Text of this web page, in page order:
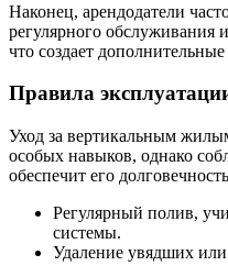
Наконец, арендодатели
регулярного обслуживания
что создает
Правила
Уход за вертикальным
особых навыков, однако
обеспечит его
Регулярный полив,
системы.
Удаление увядших